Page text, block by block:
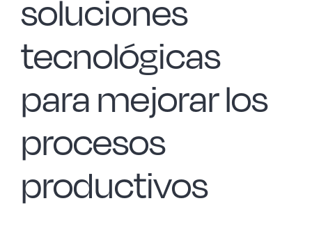
soluciones
tecnológicas
para mejorar los
procesos
productivos